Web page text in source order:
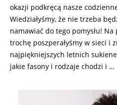
okazji podkręcą nasze
Wiedziałyśmy, że nie trzeba
namawiać do tego pomysłu!
trochę poszperałyśmy w sieci i
najpiękniejszych letnich
jakie fasony i rodzaje chodzi i …